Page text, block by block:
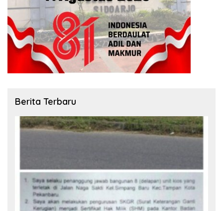
Berita Terbaru